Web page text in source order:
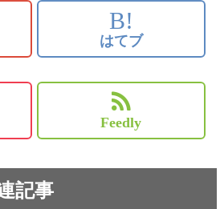
B!
はてブ
Feedly
記事